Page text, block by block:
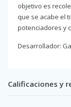
objetivo es
que se acabe el
potenciadores y
Desarrollador:
Calificaciones y